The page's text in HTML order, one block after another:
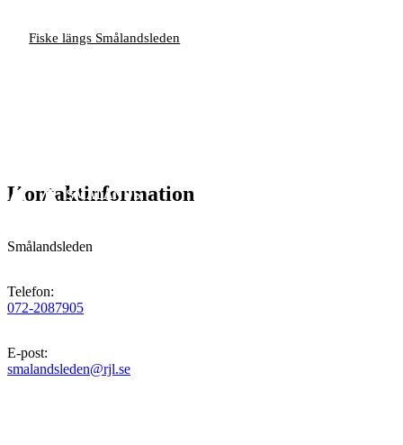
Fiske längs Smålandsleden
Kontaktinformation
Smålandsleden
Telefon:
072-2087905
E-post:
smalandsleden@rjl.se